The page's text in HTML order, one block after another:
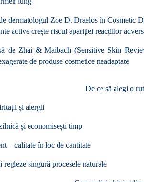
dermatologul Zoe D. Draelos în Cosmetic
active crește riscul apariției reacțiilor
de Zhai & Maibach (Sensitive Skin
de produse cosmetice neadaptate.
De ce să alegi o
și alergii
și economisești timp
– calitate în loc de cantitate
regleze singură procesele naturale